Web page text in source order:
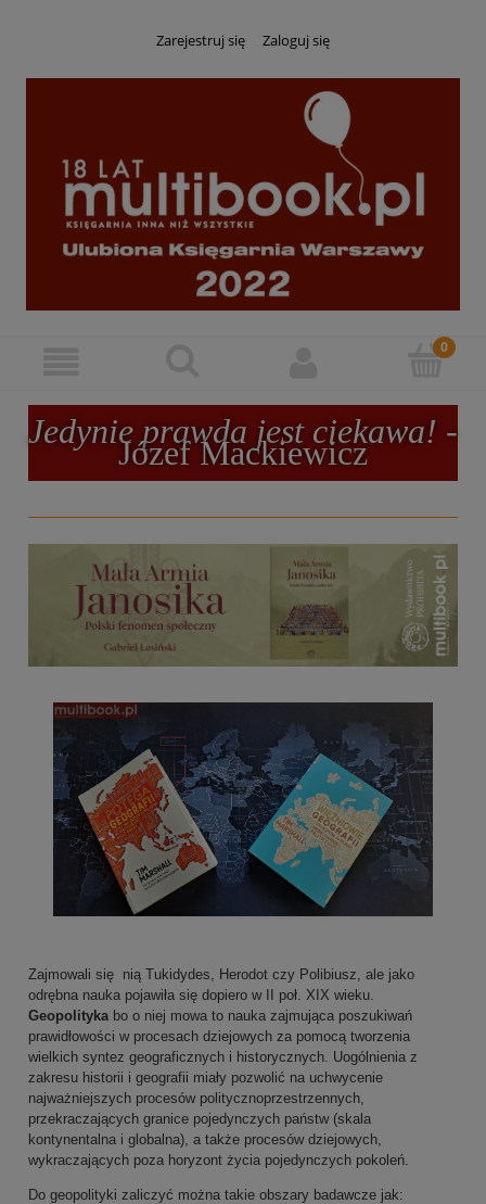
Zarejestruj się Zaloguj się
Jedynie prawda jest ciekawa! -
Józef Mackiewicz
Zajmowali się nią Tukidydes, Herodot czy Polibiusz, ale jako
odrębna nauka pojawiła się dopiero w II poł. XIX wieku.
Geopolityka bo o niej mowa to nauka zajmująca poszukiwań
prawidłowości w procesach dziejowych za pomocą tworzenia
wielkich syntez geograficznych i historycznych. Uogólnienia z
zakresu historii i geografii miały pozwolić na uchwycenie
najważniejszych procesów politycznoprzestrzennych,
przekraczających granice pojedynczych państw (skala
kontynentalna i globalna), a także procesów dziejowych,
wykraczających poza horyzont życia pojedynczych pokoleń.
Do geopolityki zaliczyć można takie obszary badawcze jak: